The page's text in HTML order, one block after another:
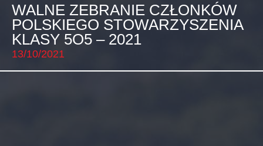
WALNE ZEBRANIE CZŁONKÓW
POLSKIEGO STOWARZYSZENIA
KLASY 5O5 – 2021
13/10/2021